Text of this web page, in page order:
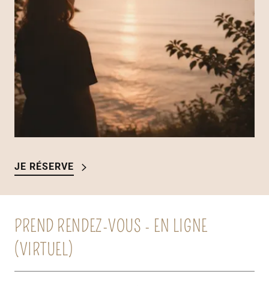
JE RÉSERVE
PREND RENDEZ-VOUS - EN LIGNE
(VIRTUEL)